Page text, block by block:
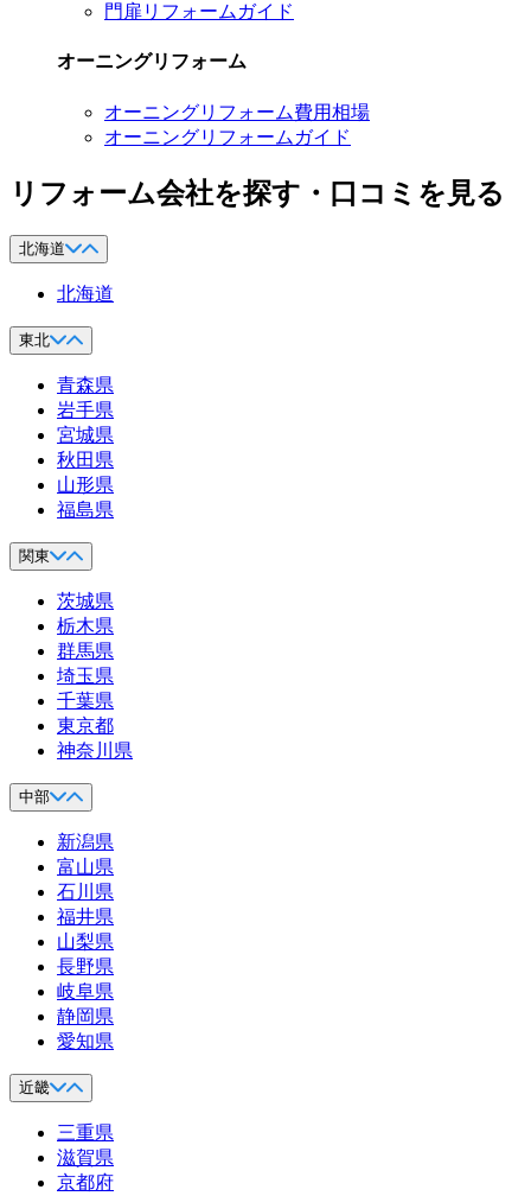
門扉リフォームガイド
オーニングリフォーム
オーニングリフォーム費用相場
オーニングリフォームガイド
リフォーム会社を探す・口コミを見る
北海道
北海道
東北
青森県
岩手県
宮城県
秋田県
山形県
福島県
関東
茨城県
栃木県
群馬県
埼玉県
千葉県
東京都
神奈川県
中部
新潟県
富山県
石川県
福井県
山梨県
長野県
岐阜県
静岡県
愛知県
近畿
三重県
滋賀県
京都府